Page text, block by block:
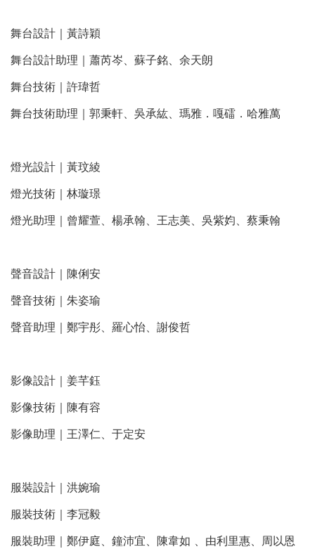
舞台設計｜黃詩穎
舞台設計助理｜蕭芮岑、蘇子銘、余天朗
舞台技術｜許瑋哲
舞台技術助理｜郭秉軒、吳承紘、瑪雅．嘎礌．哈雅萬
燈光設計｜黃玟綾
燈光技術｜林璇璟
燈光助理｜曾耀萱、楊承翰、王志美、吳紫㚬、蔡秉翰
聲音設計｜陳俐安
聲音技術｜朱姿瑜
聲音助理｜鄭宇彤、羅心怡、謝俊哲
影像設計｜姜芊鈺
影像技術｜陳有容
影像助理｜王澤仁、于定安
服裝設計｜洪婉瑜
服裝技術｜李冠毅
服裝助理｜鄭伊庭、鐘沛宜、陳韋如 、由利里惠、周以恩